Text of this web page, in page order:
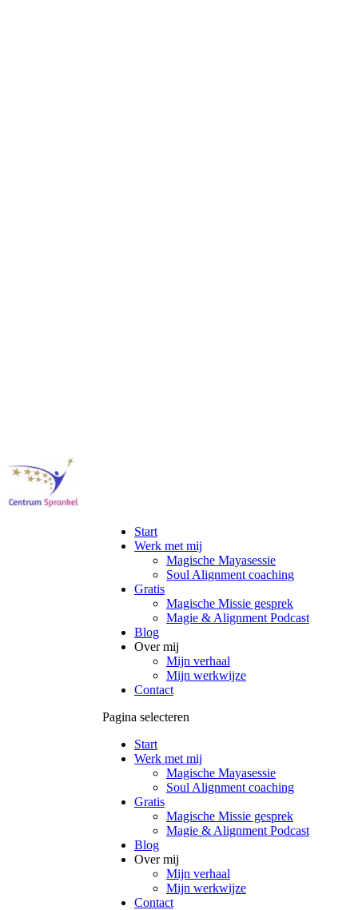
Start
Werk met mij
Magische Mayasessie
Soul Alignment coaching
Gratis
Magische Missie gesprek
Magie & Alignment Podcast
Blog
Over mij
Mijn verhaal
Mijn werkwijze
Contact
Pagina selecteren
Start
Werk met mij
Magische Mayasessie
Soul Alignment coaching
Gratis
Magische Missie gesprek
Magie & Alignment Podcast
Blog
Over mij
Mijn verhaal
Mijn werkwijze
Contact